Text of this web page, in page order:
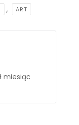
, ART
miesiąc